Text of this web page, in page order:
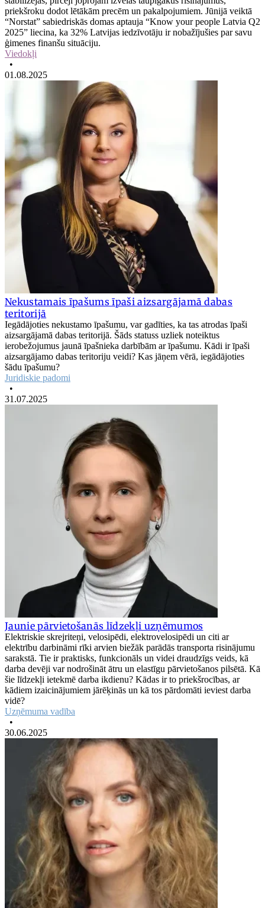
priekšroku dodot lētākām precēm un pakalpojumiem. Jūnijā veiktā
“Norstat” sabiedriskās domas aptauja “Know your people Latvia Q2
2025” liecina, ka 32% Latvijas iedzīvotāju ir nobažījušies par savu
ģimenes finanšu situāciju.
Viedokļi
•
01.08.2025
Nekustamais īpašums īpaši aizsargājamā dabas
teritorijā
Iegādājoties nekustamo īpašumu, var gadīties, ka tas atrodas īpaši
aizsargājamā dabas teritorijā. Šāds statuss uzliek noteiktus
ierobežojumus jaunā īpašnieka darbībām ar īpašumu. Kādi ir īpaši
aizsargājamo dabas teritoriju veidi? Kas jāņem vērā, iegādājoties
šādu īpašumu?
Juridiskie padomi
•
31.07.2025
Jaunie pārvietošanās līdzekļi uzņēmumos
Elektriskie skrejriteņi, velosipēdi, elektrovelosipēdi un citi ar
elektrību darbināmi rīki arvien biežāk parādās transporta risinājumu
sarakstā. Tie ir praktisks, funkcionāls un videi draudzīgs veids, kā
darba devēji var nodrošināt ātru un elastīgu pārvietošanos pilsētā. Kā
šie līdzekļi ietekmē darba ikdienu? Kādas ir to priekšrocības, ar
kādiem izaicinājumiem jārēķinās un kā tos pārdomāti ieviest darba
vidē?
Uzņēmuma vadība
•
30.06.2025